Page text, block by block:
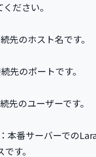
ださい。
続先のホスト名です。
続先のポートです。
先のユーザーです。
：本番サーバーでの
す。